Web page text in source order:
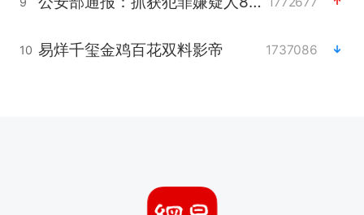
10 易烊千玺金鸡百花双料影帝 1737086